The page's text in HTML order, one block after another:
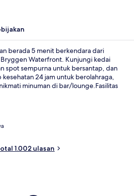
berada 5 menit berkendara dari
Waterfront. Kunjungi kedai
spot sempurna untuk bersantap, dan
24 jam untuk berolahraga,
minuman di bar/lounge.Fasilitas
umum berada tidak jauh: Stasiun Florida
Danmarks plass berjarak 10 menit.
1.002 ulasan